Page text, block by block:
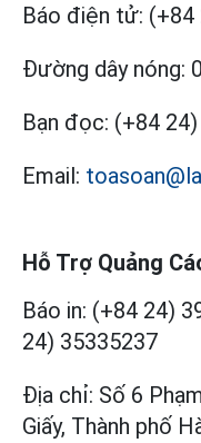
Báo điện tử: (+84
Đường dây nóng:
Bạn đọc: (+84
Email:
Hỗ Trợ Quảng
Báo in: (+84 24)
24) 35335237
Địa chỉ: Số 6
Giấy, Thành phố